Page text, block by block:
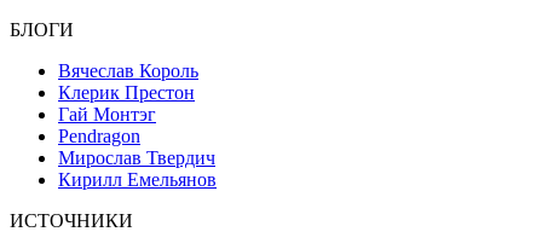
БЛОГИ
Вячеслав Король
Клерик Престон
Гай Монтэг
Pendragon
Мирослав Твердич
Кирилл Емельянов
ИСТОЧНИКИ